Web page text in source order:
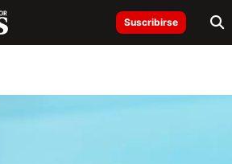
Suscribirse